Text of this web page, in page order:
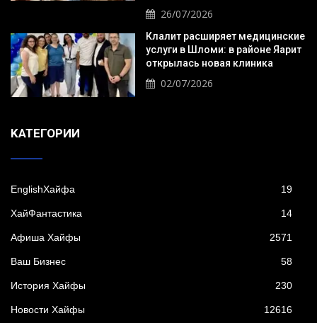
26/07/2026
Клалит расширяет медицинские
услуги в Шломи: в районе Яарит
открылась новая клиника
02/07/2026
KАТЕГОРИИ
EnglishХайфа 19
XайФантастика 14
Афиша Хайфы 2571
Ваш Бизнес 58
История Хайфы 230
Новости Хайфы 12616